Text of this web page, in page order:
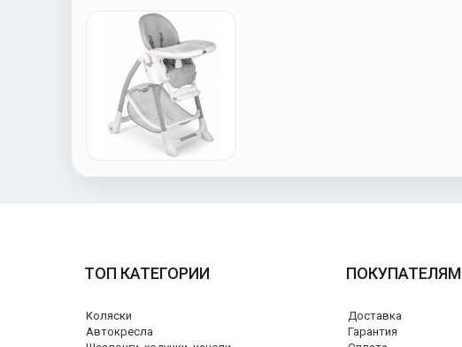
ТОП КАТЕГОРИИ
Коляски
Автокресла
ПОКУПАТЕЛЯМ
Доставка
Гарантия